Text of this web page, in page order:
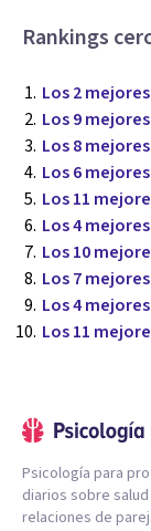
Rankings
Los 2
Los 9
Los 8
Los 6
Los 11
Los 4
Los 10
Los 7
Los 4
Los 11
Psicología para
diarios sobre
relaciones de